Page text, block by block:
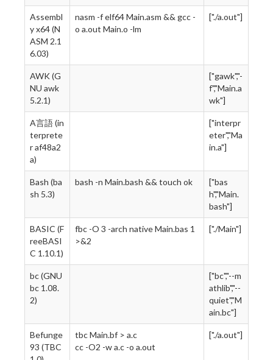
Assembl
y x64 (N
ASM 2.1
6.03)
nasm -f elf64 Main.asm && gcc -
o a.out Main.o -lm
["./a.out"]
AWK (G
NU awk
5.2.1)
["gawk","-
f","Main.a
wk"]
A言語 (in
terprete
r af48a2
a)
["interpr
eter","Ma
in.a"]
Bash (ba
sh 5.3)
bash -n Main.bash && touch ok
["bas
h","Main.
bash"]
BASIC (F
reeBASI
C 1.10.1)
fbc -O 3 -arch native Main.bas 1
>&2
["./Main"]
bc (GNU
bc 1.08.
2)
["bc","--m
athlib","--
quiet","M
ain.bc"]
Befunge
93 (TBC
tbc Main.bf > a.c
cc -O2 -w a.c -o a.out
["./a.out"]